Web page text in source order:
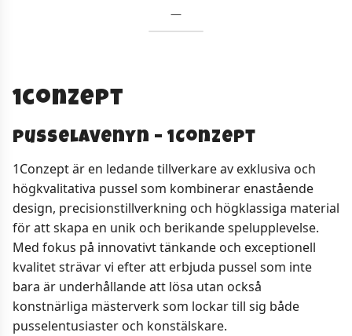
—
1conzept
Pusselavenyn – 1Conzept
1Conzept är en ledande tillverkare av exklusiva och
högkvalitativa pussel som kombinerar enastående
design, precisionstillverkning och högklassiga material
för att skapa en unik och berikande spelupplevelse.
Med fokus på innovativt tänkande och exceptionell
kvalitet strävar vi efter att erbjuda pussel som inte
bara är underhållande att lösa utan också
konstnärliga mästerverk som lockar till sig både
pusselentusiaster och konstälskare.